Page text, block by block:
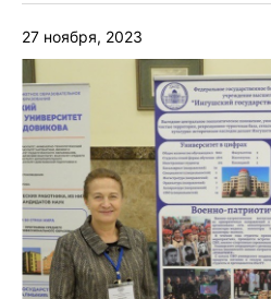
27 ноября, 2023